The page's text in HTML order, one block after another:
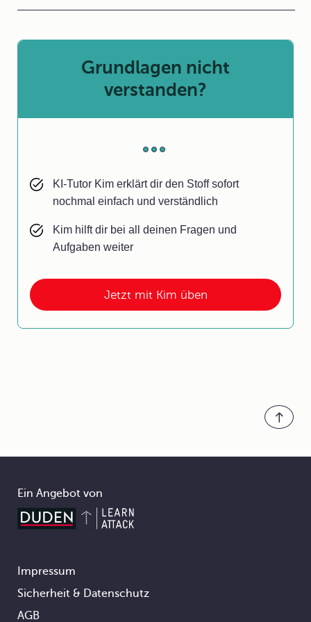
Jetzt mit Kim üben
Grundlagen nicht
verstanden?
KI-Tutor Kim erklärt dir den Stoff sofort
nochmal einfach und verständlich
Kim hilft dir bei all deinen Fragen und
Aufgaben weiter
Ein Angebot von
Footer
Impressum
Sicherheit & Datenschutz
AGB